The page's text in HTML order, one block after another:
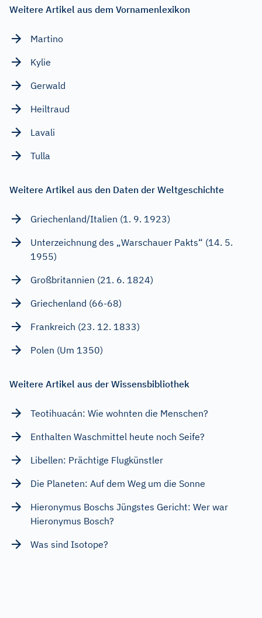
Weitere Artikel aus dem Vornamenlexikon
Martino
Kylie
Gerwald
Heiltraud
Lavali
Tulla
Weitere Artikel aus den Daten der Weltgeschichte
Griechenland/Italien (1. 9. 1923)
Unterzeichnung des „Warschauer Pakts“ (14. 5.
1955)
Großbritannien (21. 6. 1824)
Griechenland (66-68)
Frankreich (23. 12. 1833)
Polen (Um 1350)
Weitere Artikel aus der Wissensbibliothek
Teotihuacán: Wie wohnten die Menschen?
Enthalten Waschmittel heute noch Seife?
Libellen: Prächtige Flugkünstler
Die Planeten: Auf dem Weg um die Sonne
Hieronymus Boschs Jüngstes Gericht: Wer war
Hieronymus Bosch?
Was sind Isotope?